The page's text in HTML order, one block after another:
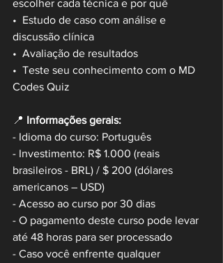
escolher cada técnica e por quê
•  Estudo de caso com análise e
discussão clínica
•  Avaliação de resultados
•  Teste seu conhecimento com o MD
Codes Quiz
📍 Informações gerais:
- Idioma do curso: Português
- Investimento: R$ 1.000 (reais
brasileiros - BRL) / $ 200 (dólares
americanos – USD)
- Acesso ao curso por 30 dias
- O pagamento deste curso pode levar
até 48 horas para ser processado
- Caso você enfrente qualquer